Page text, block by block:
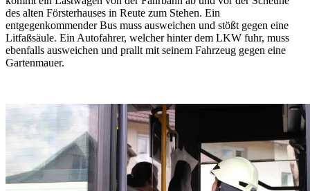
des alten Försterhauses in Reute zum Stehen. Ein
entgegenkommender Bus muss ausweichen und stößt gegen eine
Litfaßsäule. Ein Autofahrer, welcher hinter dem LKW fuhr, muss
ebenfalls ausweichen und prallt mit seinem Fahrzeug gegen eine
Gartenmauer.